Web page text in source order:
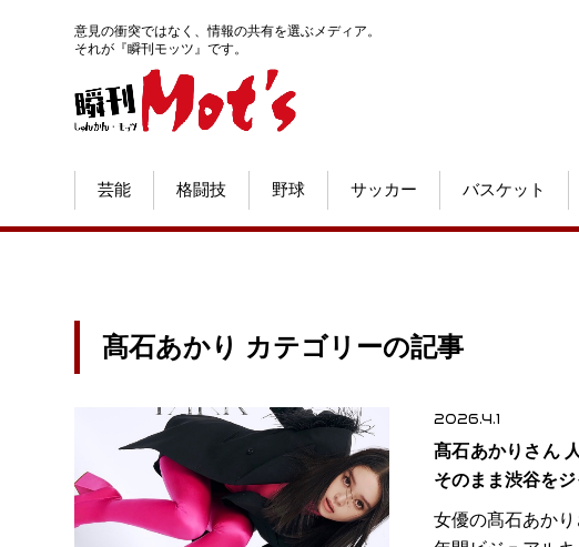
意見の衝突ではなく、情報の共有を選ぶメディア。
それが『瞬刊モッツ』です。
芸能 格闘技 野球 サッカー バスケット
髙石あかり カテゴリーの記事
2026.4.1
髙石あかりさん
そのまま渋谷をジ
女優の髙石あか